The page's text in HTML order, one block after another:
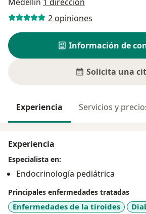
2 opiniones
Información de
Solicita una
Experiencia Servicios y
Experiencia
Especialista en:
Endocrinología pediátrica
Principales enfermedades tratadas
Enfermedades de la tiroides